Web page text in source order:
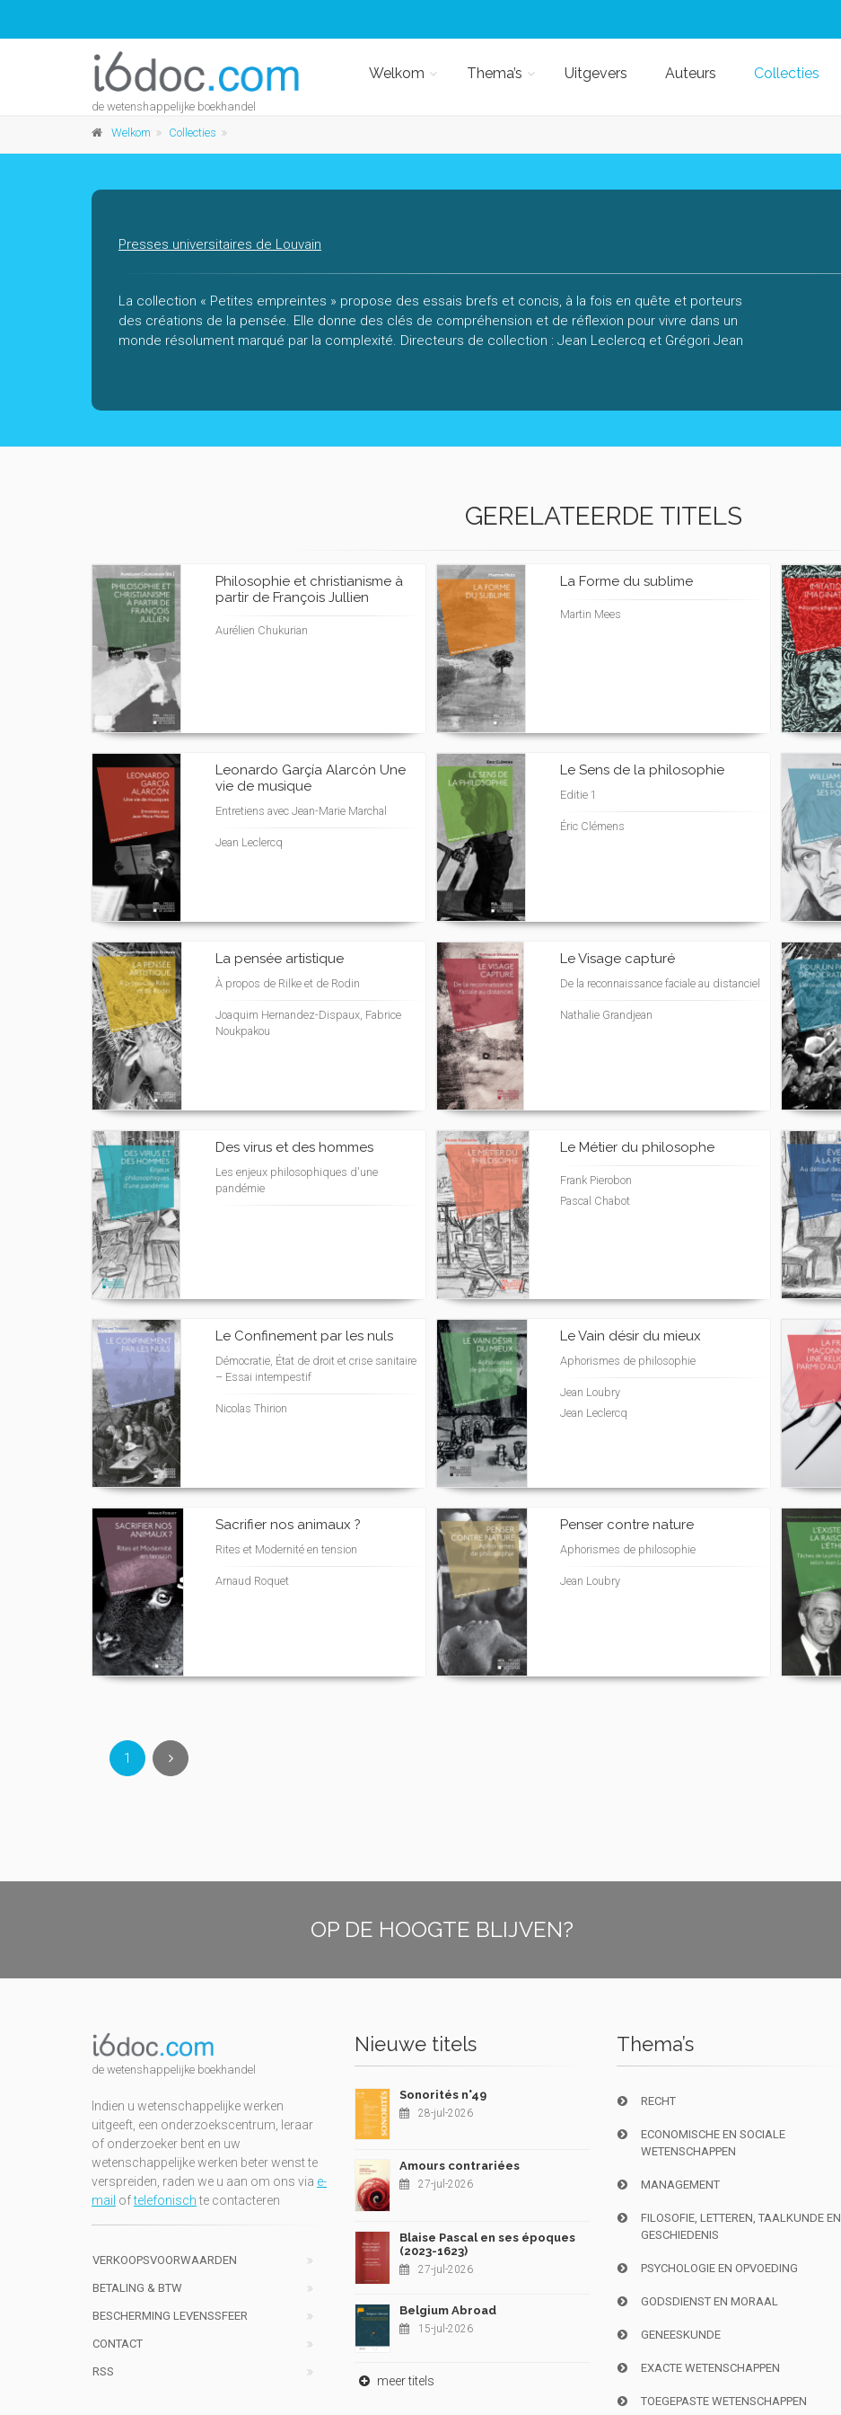
de wetenshappelijke boekhandel
Welkom Thema’s Uitgevers Auteurs Collecties
Welkom Collecties
Presses universitaires de Louvain
La collection « Petites empreintes » propose des essais brefs et concis, à la fois en quête et porteurs
des créations de la pensée. Elle donne des clés de compréhension et de réflexion pour vivre dans un
monde résolument marqué par la complexité. Directeurs de collection : Jean Leclercq et Grégori Jean
GERELATEERDE TITELS
Philosophie et christianisme à
partir de François Jullien
Aurélien Chukurian
La Forme du sublime
Martin Mees
Leonardo Garçía Alarcón Une
vie de musique
Entretiens avec Jean-Marie Marchal
Jean Leclercq
Le Sens de la philosophie
Editie 1
Éric Clémens
La pensée artistique
À propos de Rilke et de Rodin
Joaquim Hernandez-Dispaux, Fabrice
Noukpakou
Le Visage capturé
De la reconnaissance faciale au distanciel
Nathalie Grandjean
Des virus et des hommes
Les enjeux philosophiques d'une
pandémie
Le Métier du philosophe
Frank Pierobon
Pascal Chabot
Le Confinement par les nuls
Démocratie, État de droit et crise sanitaire
– Essai intempestif
Nicolas Thirion
Le Vain désir du mieux
Aphorismes de philosophie
Jean Loubry
Jean Leclercq
Sacrifier nos animaux ?
Rites et Modernité en tension
Arnaud Roquet
Penser contre nature
Aphorismes de philosophie
Jean Loubry
1
OP DE HOOGTE BLIJVEN?
de wetenshappelijke boekhandel
Indien u wetenschappelijke werken
uitgeeft, een onderzoekscentrum, leraar
of onderzoeker bent en uw
wetenschappelijke werken beter wenst te
verspreiden, raden we u aan om ons via e-
mail oftelefonischte contacteren
VERKOOPSVOORWAARDEN
BETALING & BTW
BESCHERMING LEVENSSFEER
CONTACT
RSS
Nieuwe titels
Sonorités n°49
28-jul-2026
Amours contrariées
27-jul-2026
Blaise Pascal en ses époques
(2023-1623)
27-jul-2026
Belgium Abroad
15-jul-2026
meer titels
Thema’s
RECHT
ECONOMISCHE EN SOCIALE
WETENSCHAPPEN
MANAGEMENT
FILOSOFIE, LETTEREN, TAALKUNDE EN
GESCHIEDENIS
PSYCHOLOGIE EN OPVOEDING
GODSDIENST EN MORAAL
GENEESKUNDE
EXACTE WETENSCHAPPEN
TOEGEPASTE WETENSCHAPPEN